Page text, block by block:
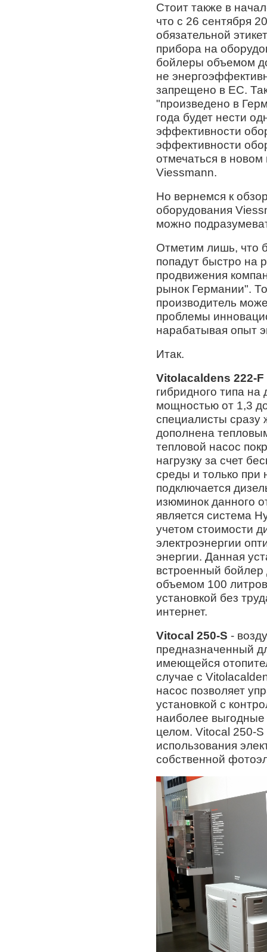
Стоит также в
что с 26 сентября
обязательной
прибора на
бойлеры объемом
не
запрещено в ЕС.
"произведено в
года будет нести
эффективности
эффективности
отмечаться в
Viessmann.
Но вернемся к
оборудования
можно
Отметим лишь, что
попадут быстро на
продвижения
рынок Германии".
производитель
проблемы
нарабатывая опыт
Итак.
Vitolacaldens 222-F
гибридного типа на
мощностью от 1,3
специалисты сразу
дополнена
тепловой насос
нагрузку за счет
среды и только при
подключается
изюминок данного
является система
учетом стоимости
электроэнергии
энергии. Данная
встроенный бойлер
объемом 100
установкой без
интернет.
Vitocal 250-S -
предназначенный
имеющейся
случае с
насос позволяет
установкой с
наиболее
целом. Vitocal 250-S
использования
собственной